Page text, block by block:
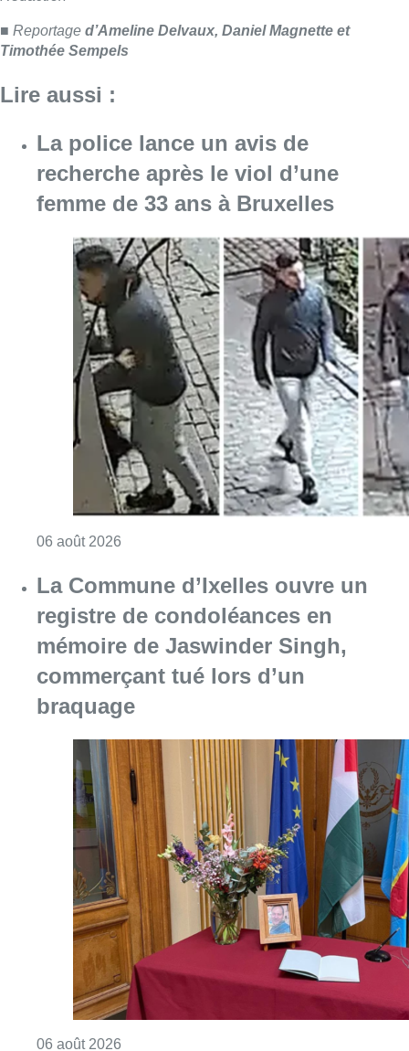
■ Reportage d’Ameline Delvaux, Daniel Magnette et
Timothée Sempels
Lire aussi :
La police lance un avis de
recherche après le viol d’une
femme de 33 ans à Bruxelles
06 août 2026
La Commune d’Ixelles ouvre un
registre de condoléances en
mémoire de Jaswinder Singh,
commerçant tué lors d’un
braquage
06 août 2026